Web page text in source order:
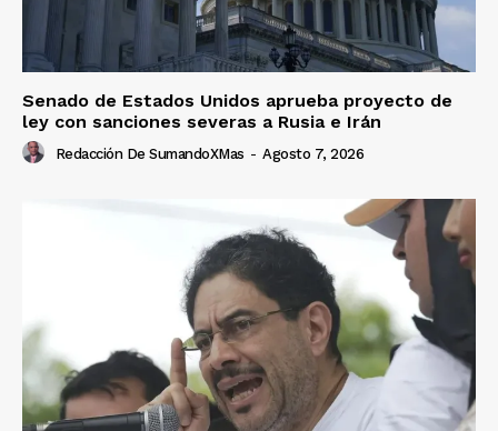
Senado de Estados Unidos aprueba proyecto de
ley con sanciones severas a Rusia e Irán
Redacción De SumandoXMas - Agosto 7, 2026